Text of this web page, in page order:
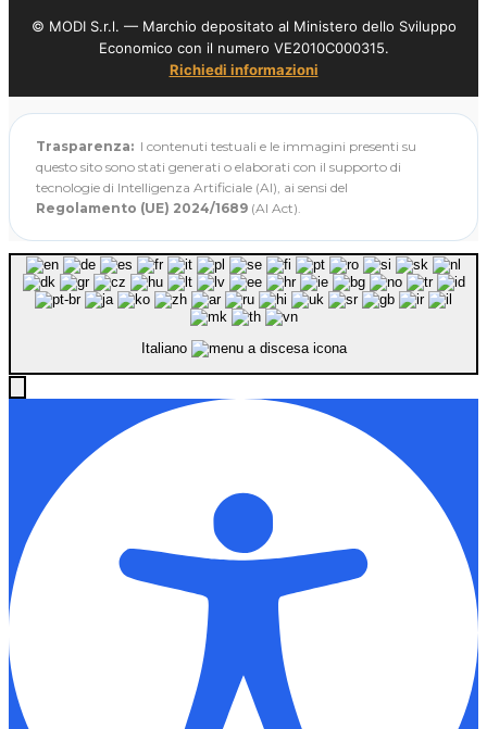
© MODI S.r.l. — Marchio depositato al Ministero dello Sviluppo
Economico con il numero VE2010C000315.
Richiedi informazioni
Trasparenza: I contenuti testuali e le immagini presenti su
questo sito sono stati generati o elaborati con il supporto di
tecnologie di Intelligenza Artificiale (AI), ai sensi del
Regolamento (UE) 2024/1689 (AI Act).
Italiano